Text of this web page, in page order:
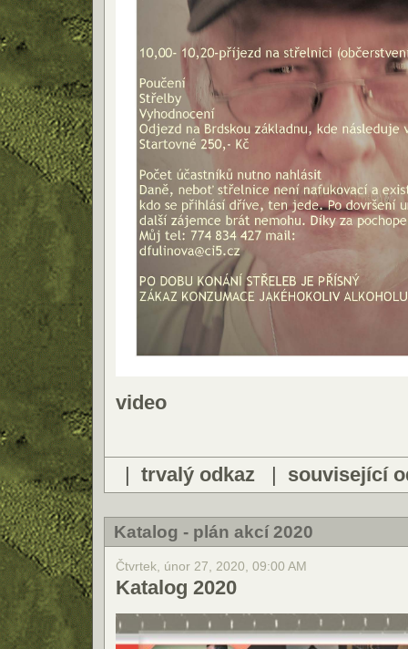
video
| trvalý odkaz | související
Katalog - plán akcí 2020
Čtvrtek, únor 27, 2020, 09:00 AM
Katalog 2020